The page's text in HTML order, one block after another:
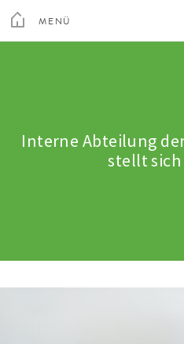
Menu
MENÜ
Interne Abteilung
stellt